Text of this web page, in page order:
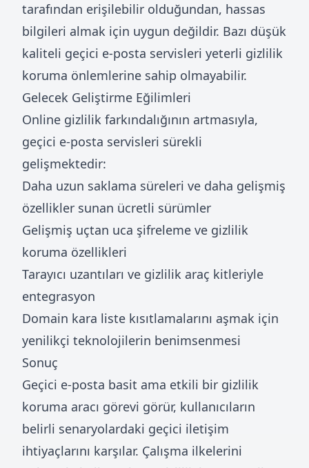
tarafından erişilebilir olduğundan, hassas
bilgileri almak için uygun değildir. Bazı düşük
kaliteli geçici e-posta servisleri yeterli gizlilik
koruma önlemlerine sahip olmayabilir.
Gelecek Geliştirme Eğilimleri
Online gizlilik farkındalığının artmasıyla,
geçici e-posta servisleri sürekli
gelişmektedir:
Daha uzun saklama süreleri ve daha gelişmiş
özellikler sunan ücretli sürümler
Gelişmiş uçtan uca şifreleme ve gizlilik
koruma özellikleri
Tarayıcı uzantıları ve gizlilik araç kitleriyle
entegrasyon
Domain kara liste kısıtlamalarını aşmak için
yenilikçi teknolojilerin benimsenmesi
Sonuç
Geçici e-posta basit ama etkili bir gizlilik
koruma aracı görevi görür, kullanıcıların
belirli senaryolardaki geçici iletişim
ihtiyaçlarını karşılar. Çalışma ilkelerini